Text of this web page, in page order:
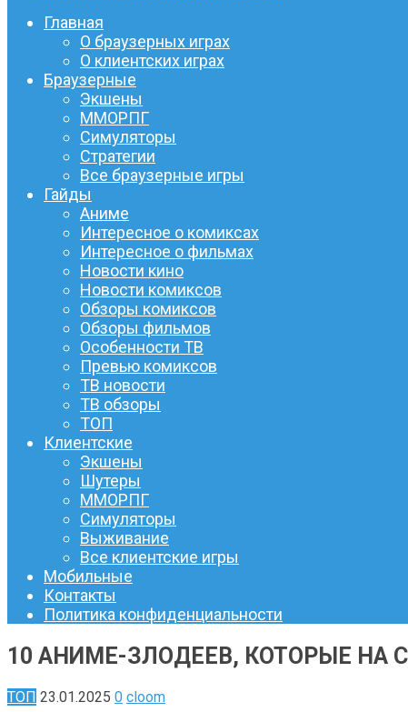
Главная
О браузерных играх
О клиентских играх
Браузерные
Экшены
ММОРПГ
Симуляторы
Стратегии
Все браузерные игры
Гайды
Аниме
Интересное о комиксах
Интересное о фильмах
Новости кино
Новости комиксов
Обзоры комиксов
Обзоры фильмов
Особенности ТВ
Превью комиксов
ТВ новости
ТВ обзоры
ТОП
Клиентские
Экшены
Шутеры
ММОРПГ
Симуляторы
Выживание
Все клиентские игры
Мобильные
Контакты
Политика конфиденциальности
10 АНИМЕ-ЗЛОДЕЕВ, КОТОРЫЕ НА
ТОП 23.01.2025 0 cloom